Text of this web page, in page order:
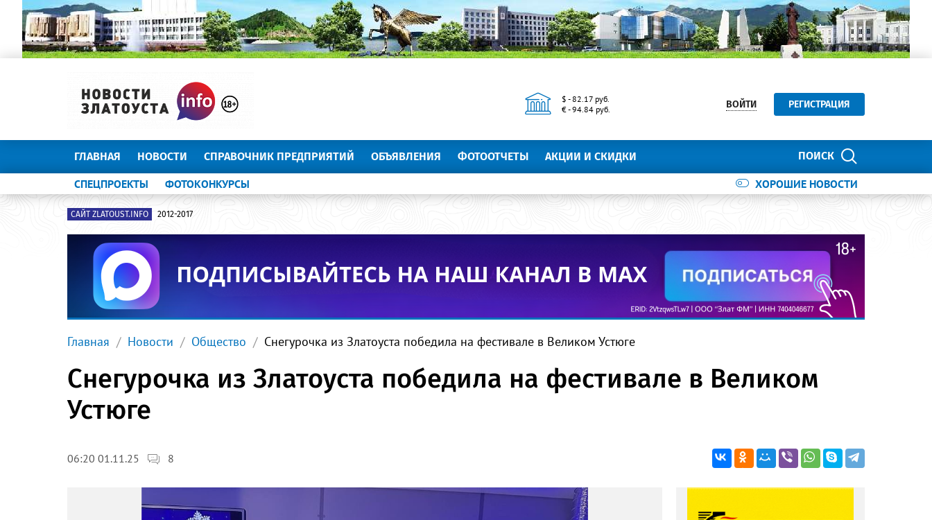
$ - 82.17 руб.
€ - 94.84 руб.
ВОЙТИ РЕГИСТРАЦИЯ
ПОИСК
ГЛАВНАЯ НОВОСТИ СПРАВОЧНИК ПРЕДПРИЯТИЙ ОБЪЯВЛЕНИЯ ФОТООТЧЕТЫ АКЦИИ И СКИДКИ
ХОРОШИЕ НОВОСТИ
СПЕЦПРОЕКТЫ ФОТОКОНКУРСЫ
САЙТ ZLATOUST.INFO 2012-2017
Главная Новости Общество Снегурочка из Златоуста победила на фестивале в Великом Устюге
Снегурочка из Златоуста победила на фестивале в Великом
Устюге
06:20 01.11.25 8